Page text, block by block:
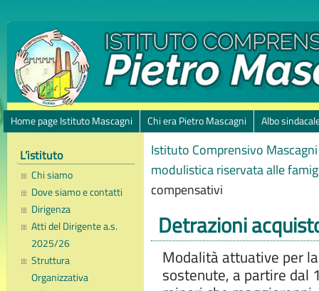
Home page Istituto Mascagni Chi era Pietro Mascagni Albo
L’istituto
Chi siamo
Dove siamo e contatti
Dirigenza
Atti del Dirigente a.s.
2025/26
Struttura
Organizzativa
Istituto Comprensivo
modulistica riservata alle
compensativi
Detrazioni
Modalità attuative per
sostenute, a partire dal